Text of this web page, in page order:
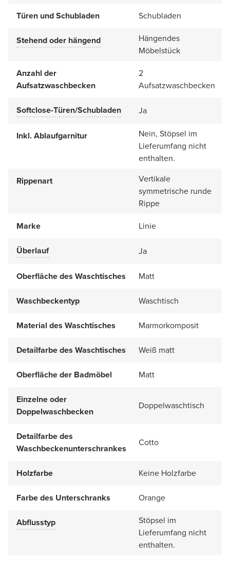
Türen und Schubladen Schubladen
Stehend oder hängend
Hängendes
Möbelstück
Anzahl der
Aufsatzwaschbecken
2
Aufsatzwaschbecken
Softclose-Türen/Schubladen Ja
Inkl. Ablaufgarnitur
Nein, Stöpsel im
Lieferumfang nicht
enthalten.
Rippenart
Vertikale
symmetrische runde
Rippe
Marke
Linie
Überlauf Ja
Oberfläche des Waschtisches Matt
Waschbeckentyp Waschtisch
Material des Waschtisches Marmorkomposit
Detailfarbe des Waschtisches Weiß matt
Oberfläche der Badmöbel Matt
Einzelne oder
Doppelwaschbecken
Doppelwaschtisch
Detailfarbe des
Waschbeckenunterschrankes
Cotto
Holzfarbe Keine Holzfarbe
Farbe des Unterschranks Orange
Abflusstyp
Stöpsel im
Lieferumfang nicht
enthalten.